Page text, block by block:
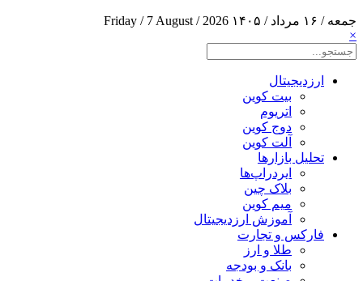
جمعه / ۱۶ مرداد / ۱۴۰۵
Friday / 7 August / 2026
×
ارزدیجیتال
بیت کوین
اتریوم
دوج کوین
آلت کوین
تحلیل بازارها
ایردراپ‌ها
بلاک چین
میم کوین‌
آموزش ارزدیجیتال
فارکس و تجارت
طلا و ارز
بانک و بودجه